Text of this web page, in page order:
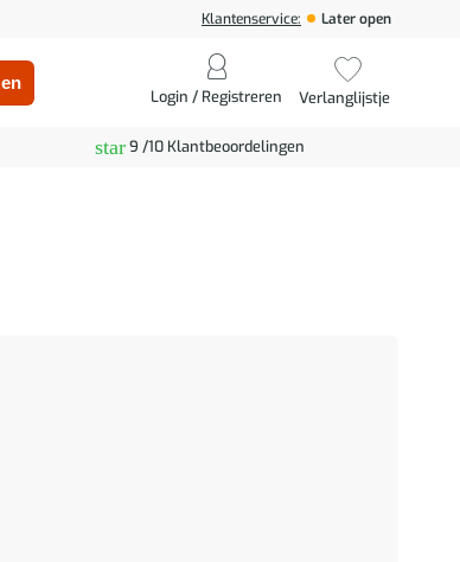
Klantenservice: Later open
Login / Registreren Verlanglijstje
star9 /10 Klantbeoordelingen